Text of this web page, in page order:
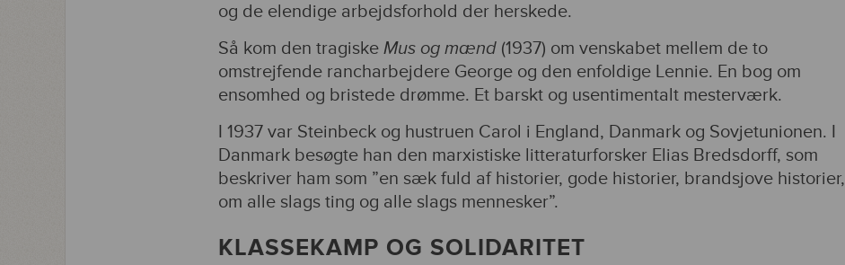
og de elendige arbejdsforhold der herskede.
Så kom den tragiske Mus og mænd (1937) om venskabet mellem de to
omstrejfende rancharbejdere George og den enfoldige Lennie. En bog om
ensomhed og bristede drømme. Et barskt og usentimentalt mesterværk.
I 1937 var Steinbeck og hustruen Carol i England, Danmark og Sovjetunionen. I
Danmark besøgte han den marxistiske litteraturforsker Elias Bredsdorff, som
beskriver ham som ”en sæk fuld af historier, gode historier, brandsjove historier,
om alle slags ting og alle slags mennesker”.
KLASSEKAMP OG SOLIDARITET